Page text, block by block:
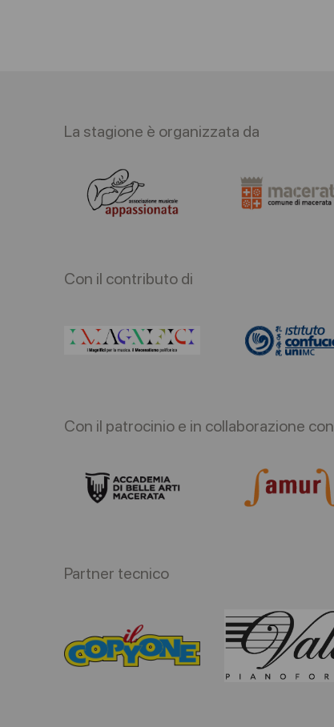
La stagione è organizzata da
Con il contributo di
Con il patrocinio e in collaborazione con
Partner tecnico